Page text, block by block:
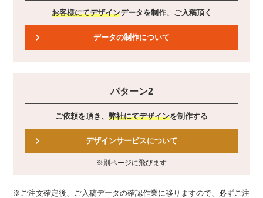
お客様にてデザインデータを制作、ご入稿頂く
データの制作について
パターン2
ご依頼を頂き、 弊社にてデザインを制作する
デザインサービスについて
※別ページに飛びます
※ご注文確定後、ご入稿データの確認作業に移りますので、必ずご注